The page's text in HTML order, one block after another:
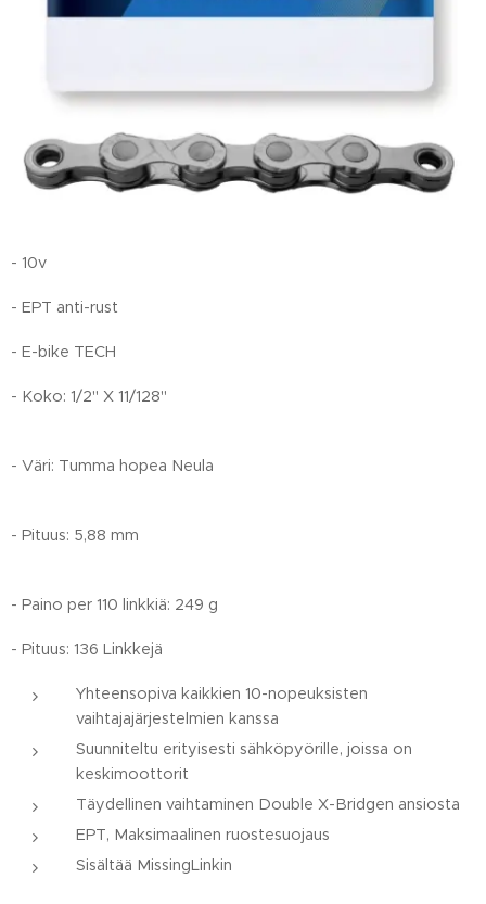
- 10v
- EPT anti-rust
- E-bike TECH
- Koko: 1/2" X 11/128"
- Väri: Tumma hopea Neula
- Pituus: 5,88 mm
- Paino per 110 linkkiä: 249 g
- Pituus: 136 Linkkejä
Yhteensopiva kaikkien 10-nopeuksisten
vaihtajajärjestelmien kanssa
Suunniteltu erityisesti sähköpyörille, joissa on
keskimoottorit
Täydellinen vaihtaminen Double X-Bridgen ansiosta
EPT, Maksimaalinen ruostesuojaus
Sisältää MissingLinkin